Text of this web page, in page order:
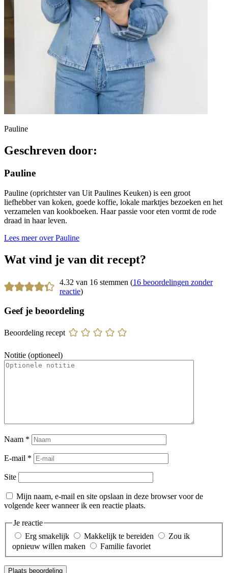
Pauline
Geschreven door:
Pauline
Pauline (oprichtster van Uit Paulines Keuken) is een groot
liefhebber van koken, goede koffie, lokale marktjes bezoeken en het
verzamelen van kookboeken. Haar passie voor eten vormt de rode
draad in haar leven.
Lees meer over Pauline
Wat vind je van dit recept?
4.32 van 16 stemmen (16 beoordelingen zonder
reactie)
Geef je beoordeling
Beoordeling recept
Notitie (optioneel)
Naam *
E-mail *
Site
Mijn naam, e-mail en site opslaan in deze browser voor de
volgende keer wanneer ik een reactie plaats.
Je reactie
Erg smakelijk
Makkelijk te bereiden
Zou ik
opnieuw willen maken
Familie favoriet
Plaats beoordeling